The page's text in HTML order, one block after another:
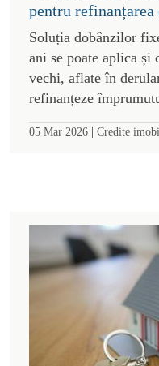
pentru
Soluția dobânzilor
ani se poate aplica
vechi, aflate în
refinanțeze
05 Mar 2026 | Credite